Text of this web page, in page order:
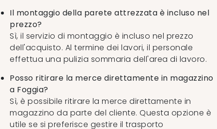
Il montaggio della parete attrezzata è incluso nel
prezzo?
Sì, il servizio di montaggio è incluso nel prezzo
dell'acquisto. Al termine dei lavori, il personale
effettua una pulizia sommaria dell'area di lavoro.
Posso ritirare la merce direttamente in magazzino
a Foggia?
Sì, è possibile ritirare la merce direttamente in
magazzino da parte del cliente. Questa opzione è
utile se si preferisce gestire il trasporto